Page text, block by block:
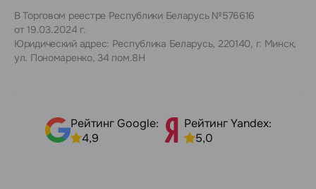
В Торговом реестре Республики Беларусь №576616
от 19.03.2024 г.
Юридический адрес: Республика Беларусь, 220140, г. Минск,
ул. Пономаренко, 34 пом.8Н
Рейтинг Google:
4,9
Рейтинг Yandex:
5,0